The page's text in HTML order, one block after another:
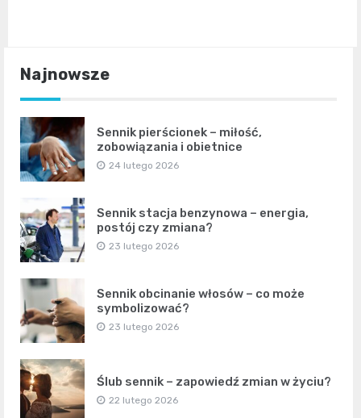
Najnowsze
Sennik pierścionek – miłość,
zobowiązania i obietnice
24 lutego 2026
Sennik stacja benzynowa – energia,
postój czy zmiana?
23 lutego 2026
Sennik obcinanie włosów – co może
symbolizować?
23 lutego 2026
Ślub sennik – zapowiedź zmian w życiu?
22 lutego 2026